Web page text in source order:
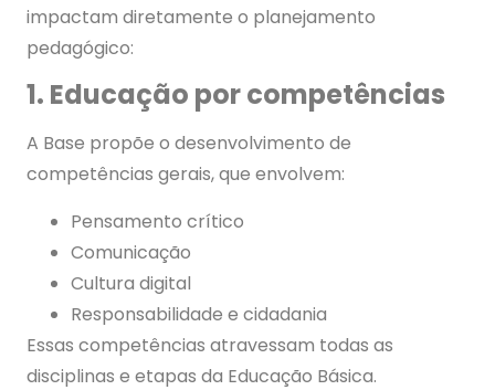
impactam diretamente o planejamento
pedagógico:
1. Educação por competências
A Base propõe o desenvolvimento de
competências gerais, que envolvem:
Pensamento crítico
Comunicação
Cultura digital
Responsabilidade e cidadania
Essas competências atravessam todas as
disciplinas e etapas da Educação Básica.